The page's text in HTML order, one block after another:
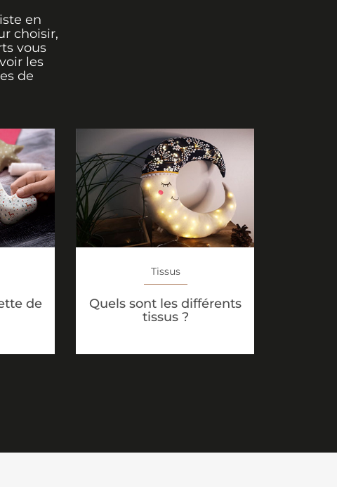
en
choisir,
vous
les
de
de
Tissus
Quels sont les différents
tissus ?